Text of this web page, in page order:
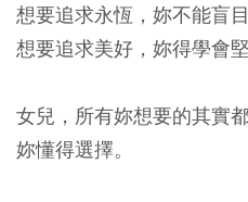
想要追求永恆，妳不能盲
想要追求美好，妳得學會
女兒，所有妳想要的其實
妳懂得選擇。